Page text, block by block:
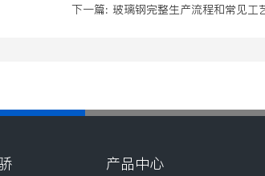
下一篇: 玻璃钢完整生产流程和常见工
产品中心